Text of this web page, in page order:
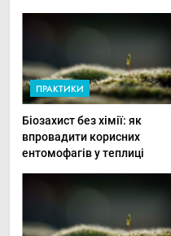
ПРАКТИКИ
Біозахист без хімії: як
впровадити корисних
ентомофагів у теплиці